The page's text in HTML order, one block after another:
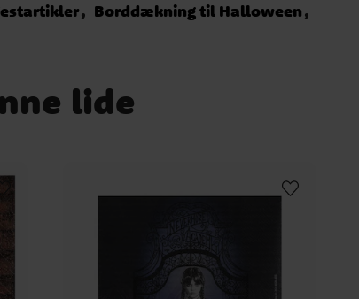
Borddækning til Halloween
lide